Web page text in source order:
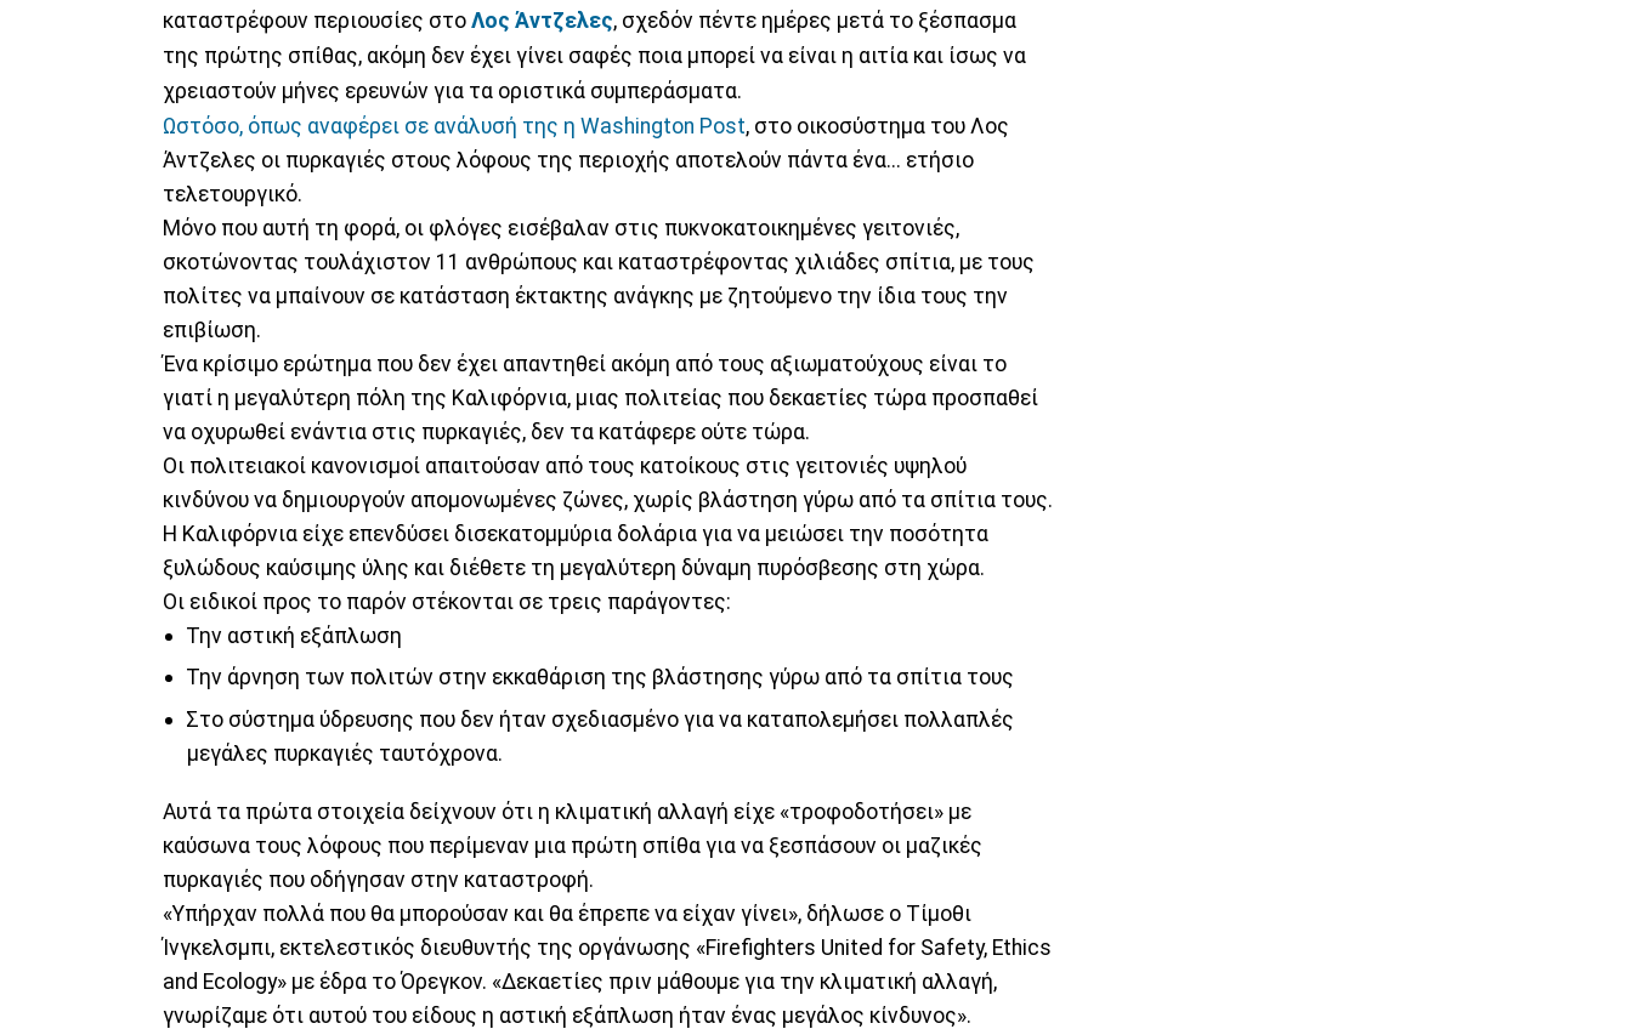
καταστρέφουν περιουσίες στο Λος Άντζελες, σχεδόν πέντε ημέρες μετά το ξέσπασμα
της πρώτης σπίθας, ακόμη δεν έχει γίνει σαφές ποια μπορεί να είναι η αιτία και ίσως να
χρειαστούν μήνες ερευνών για τα οριστικά συμπεράσματα.
Ωστόσο, όπως αναφέρει σε ανάλυσή της η Washington Post, στο οικοσύστημα του Λος
Άντζελες οι πυρκαγιές στους λόφους της περιοχής αποτελούν πάντα ένα... ετήσιο
τελετουργικό.
Μόνο που αυτή τη φορά, οι φλόγες εισέβαλαν στις πυκνοκατοικημένες γειτονιές,
σκοτώνοντας τουλάχιστον 11 ανθρώπους και καταστρέφοντας χιλιάδες σπίτια, με τους
πολίτες να μπαίνουν σε κατάσταση έκτακτης ανάγκης με ζητούμενο την ίδια τους την
επιβίωση.
Ένα κρίσιμο ερώτημα που δεν έχει απαντηθεί ακόμη από τους αξιωματούχους είναι το
γιατί η μεγαλύτερη πόλη της Καλιφόρνια, μιας πολιτείας που δεκαετίες τώρα προσπαθεί
να οχυρωθεί ενάντια στις πυρκαγιές, δεν τα κατάφερε ούτε τώρα.
Οι πολιτειακοί κανονισμοί απαιτούσαν από τους κατοίκους στις γειτονιές υψηλού
κινδύνου να δημιουργούν απομονωμένες ζώνες, χωρίς βλάστηση γύρω από τα σπίτια τους.
Η Καλιφόρνια είχε επενδύσει δισεκατομμύρια δολάρια για να μειώσει την ποσότητα
ξυλώδους καύσιμης ύλης και διέθετε τη μεγαλύτερη δύναμη πυρόσβεσης στη χώρα.
Οι ειδικοί προς το παρόν στέκονται σε τρεις παράγοντες:
Την αστική εξάπλωση
Την άρνηση των πολιτών στην εκκαθάριση της βλάστησης γύρω από τα σπίτια τους
Στο σύστημα ύδρευσης που δεν ήταν σχεδιασμένο για να καταπολεμήσει πολλαπλές
μεγάλες πυρκαγιές ταυτόχρονα.
Αυτά τα πρώτα στοιχεία δείχνουν ότι η κλιματική αλλαγή είχε «τροφοδοτήσει» με
καύσωνα τους λόφους που περίμεναν μια πρώτη σπίθα για να ξεσπάσουν οι μαζικές
πυρκαγιές που οδήγησαν στην καταστροφή.
«Υπήρχαν πολλά που θα μπορούσαν και θα έπρεπε να είχαν γίνει», δήλωσε ο Τίμοθι
Ίνγκελσμπι, εκτελεστικός διευθυντής της οργάνωσης «Firefighters United for Safety, Ethics
and Ecology» με έδρα το Όρεγκον. «Δεκαετίες πριν μάθουμε για την κλιματική αλλαγή,
γνωρίζαμε ότι αυτού του είδους η αστική εξάπλωση ήταν ένας μεγάλος κίνδυνος».